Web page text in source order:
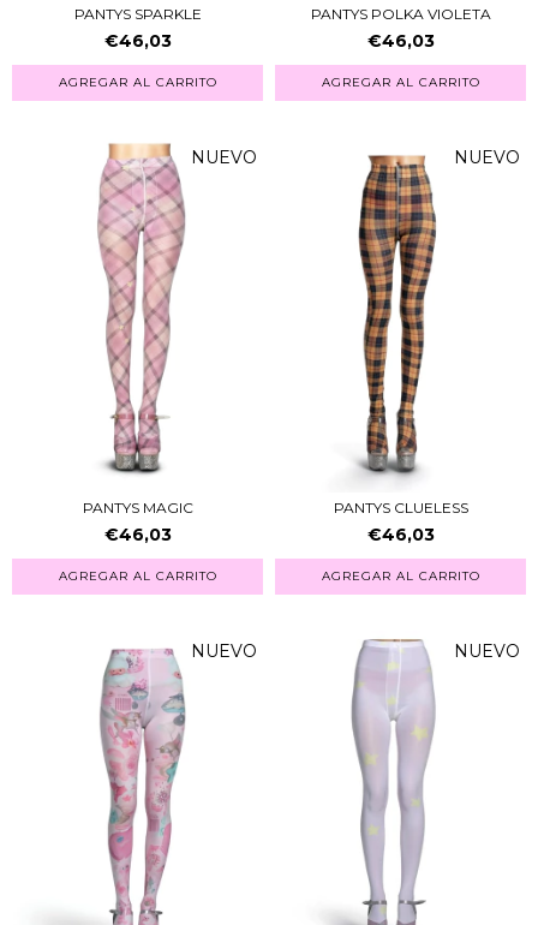
PANTYS SPARKLE
€46,03
AGREGAR AL CARRITO
PANTYS POLKA VIOLETA
€46,03
AGREGAR AL CARRITO
NUEVO
PANTYS MAGIC
€46,03
AGREGAR AL CARRITO
NUEVO
PANTYS CLUELESS
€46,03
AGREGAR AL CARRITO
NUEVO NUEVO